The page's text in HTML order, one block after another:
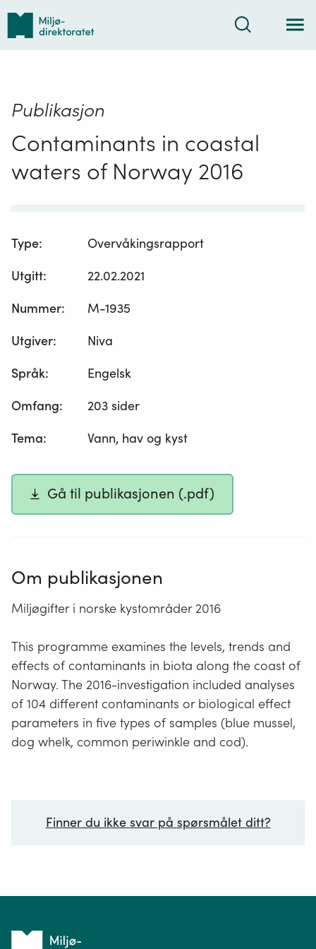
Tilbake
forsiden
Søk
Publikasjon
Contaminants in coastal
waters of Norway 2016
Type:
Overvåkingsrapport
Utgitt:
22.02.2021
Nummer:
M-1935
Utgiver:
Niva
Språk:
Engelsk
Omfang:
203 sider
Tema: Vann, hav og kyst
Gå til publikasjonen (.pdf)
Om publikasjonen
Miljøgifter i norske kystområder 2016
This programme examines the levels, trends and
effects of contaminants in biota along the coast of
Norway. The 2016-investigation included analyses
of 104 different contaminants or biological effect
parameters in five types of samples (blue mussel,
dog whelk, common periwinkle and cod).
Finner du ikke svar på spørsmålet ditt?
Tilbake